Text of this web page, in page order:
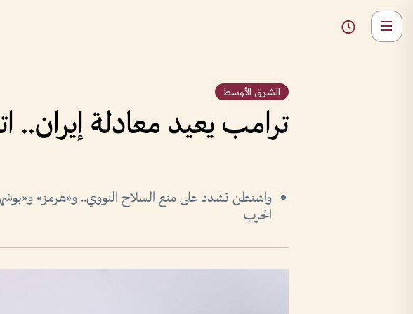
الشرق الأوسط
ترامب يعيد معادلة إيران..
واشنطن تشدد على منع السلاح النووي.. و«هرمز»
الحرب